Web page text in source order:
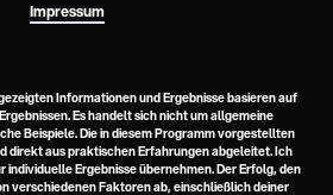
Impressum
Informationen und Ergebnisse basieren auf
Es handelt sich nicht um allgemeine
Beispiele. Die in diesem Programm vorgestellten
direkt aus praktischen Erfahrungen abgeleitet. Ich
Ergebnisse übernehmen. Der Erfolg, den
verschiedenen Faktoren ab, einschließlich deiner